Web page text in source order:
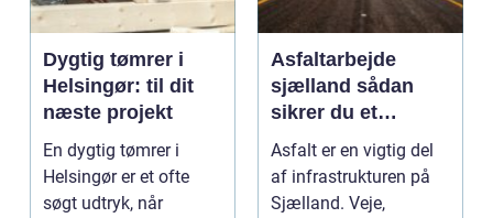
Dygtig tømrer i
Helsingør: til dit
næste projekt
En dygtig tømrer i
Helsingør er et ofte
søgt udtryk, når
Asfaltarbejde
sjælland sådan
sikrer du et
holdbart resultat
Asfalt er en vigtig del
af infrastrukturen på
Sjælland. Veje,